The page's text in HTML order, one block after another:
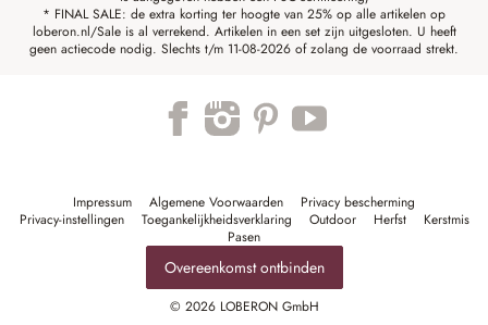
* FINAL SALE: de extra korting ter hoogte van 25% op alle artikelen op
loberon.nl/Sale is al verrekend. Artikelen in een set zijn uitgesloten. U heeft
geen actiecode nodig. Slechts t/m 11-08-2026 of zolang de voorraad strekt.
Impressum Algemene Voorwaarden
Privacy bescherming
Privacy-instellingen
Toegankelijkheidsverklaring Outdoor Herfst
Kerstmis
Pasen
Overeenkomst ontbinden
© 2026 LOBERON GmbH